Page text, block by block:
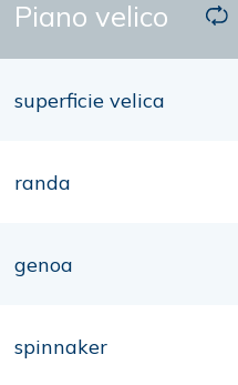
Piano velico
superficie velica
randa
genoa
spinnaker